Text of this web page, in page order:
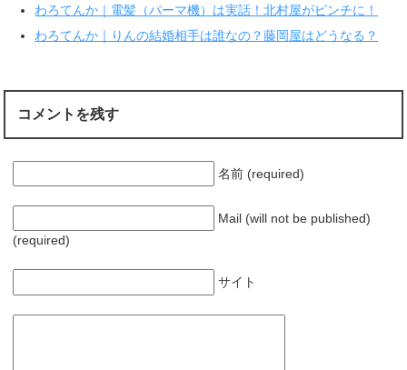
ウ
で
開
き
い
(
新
し
ド
ウ
で
き
す
わろてんか｜電髪（パーマ機）は実話！北村屋がピンチに！
わろてんか｜りんの結婚相手は誰なの？藤岡屋はどうなる？
コメントを残す
名前 (required)
Mail (will not be published)
(required)
サイト